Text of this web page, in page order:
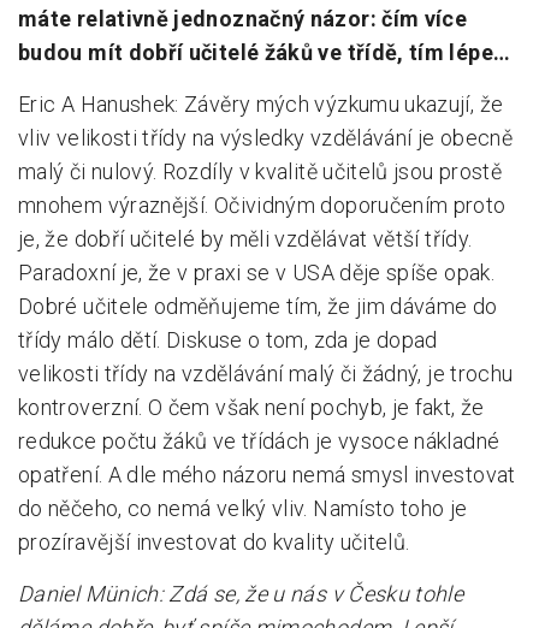
máte relativně jednoznačný názor: čím více
budou mít dobří učitelé žáků ve třídě, tím lépe…
Eric A Hanushek: Závěry mých výzkumu ukazují, že
vliv velikosti třídy na výsledky vzdělávání je obecně
malý či nulový. Rozdíly v kvalitě učitelů jsou prostě
mnohem výraznější. Očividným doporučením proto
je, že dobří učitelé by měli vzdělávat větší třídy.
Paradoxní je, že v praxi se v USA děje spíše opak.
Dobré učitele odměňujeme tím, že jim dáváme do
třídy málo dětí. Diskuse o tom, zda je dopad
velikosti třídy na vzdělávání malý či žádný, je trochu
kontroverzní. O čem však není pochyb, je fakt, že
redukce počtu žáků ve třídách je vysoce nákladné
opatření. A dle mého názoru nemá smysl investovat
do něčeho, co nemá velký vliv. Namísto toho je
prozíravější investovat do kvality učitelů.
Daniel Münich: Zdá se, že u nás v Česku tohle